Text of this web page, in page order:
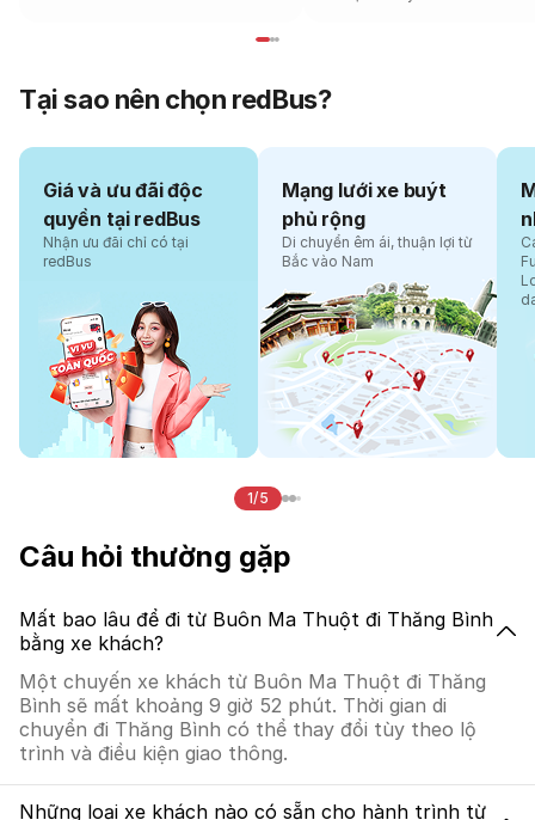
Tại sao nên chọn redBus?
Giá và ưu đãi độc
quyền tại redBus
Nhận ưu đãi chỉ có tại
redBus
Mạng lưới xe buýt
phủ rộng
Di chuyển êm ái, thuận lợi từ
Bắc vào Nam
1/5
Câu hỏi thường gặp
Mất bao lâu để đi từ Buôn Ma Thuột đi Thăng Bình
bằng xe khách?
Một chuyến xe khách từ Buôn Ma Thuột đi Thăng
Bình sẽ mất khoảng 9 giờ 52 phút. Thời gian di
chuyển đi Thăng Bình có thể thay đổi tùy theo lộ
trình và điều kiện giao thông.
Những loại xe khách nào có sẵn cho hành trình từ